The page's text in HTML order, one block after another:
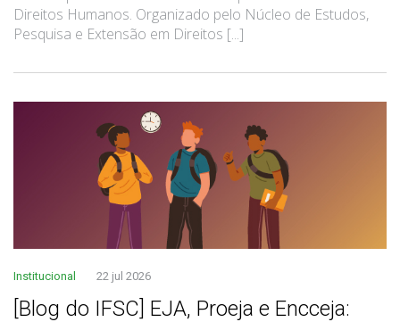
Direitos Humanos. Organizado pelo Núcleo de Estudos,
Pesquisa e Extensão em Direitos [...]
Institucional 22 jul 2026
[Blog do IFSC] EJA, Proeja e Encceja: